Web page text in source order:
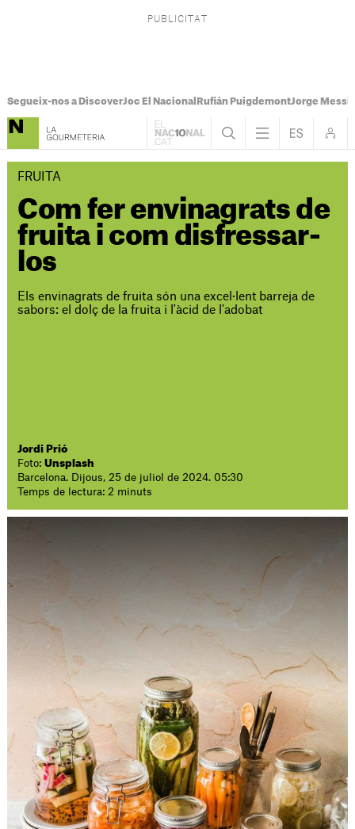
Segueix-nos a DiscoverJoc El Nacional Rufián PuigdemontJorge Messi
FRUITA
Com fer envinagrats de
fruita i com disfressar-
los
Els envinagrats de fruita són una excel·lent barreja de
sabors: el dolç de la fruita i l'àcid de l'adobat
Jordi Prió
Foto:Unsplash
Barcelona. Dijous, 25 de juliol de 2024. 05:30
Temps de lectura: 2 minuts